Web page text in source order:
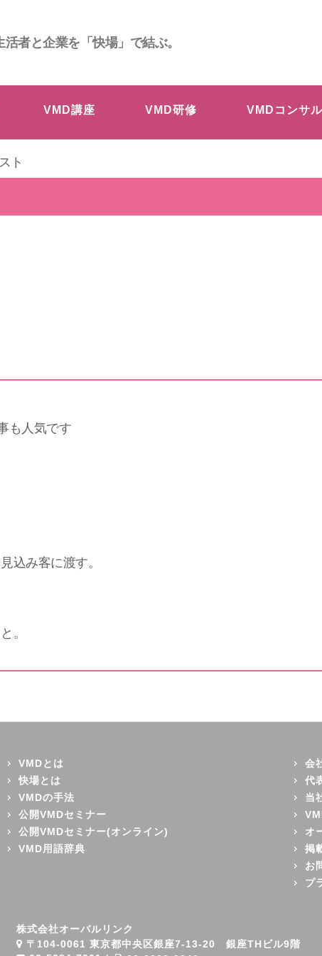
活者と企業を「快場」で結ぶ。
VMD講座 VMD研修 VMDコンサル
ト
も人気です
込み客に渡す。
。
会
代
当
オ
掲
お
プ
VMDとは
快場とは
VMDの手法
公開VMDセミナー
公開VMDセミナー(オンライン)
VMD用語辞典
株式会社オーバルリンク
〒104-0061 東京都中央区銀座7-13-20 銀座THビル9階